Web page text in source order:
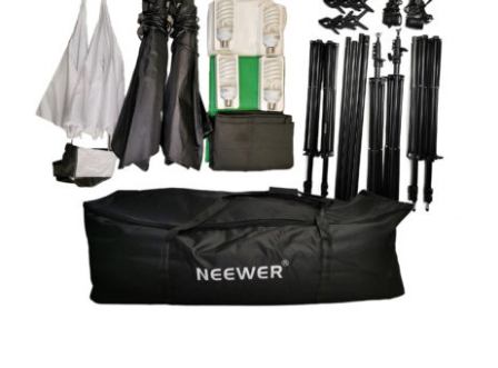
Fotostudioset für Beleuchtung und
Hintergrund Neewer 2 – Option B